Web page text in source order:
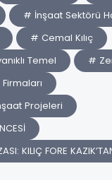
# İnşaat Sektörü
# Cemal Kılıç
Temel
#
Projeleri
KILIÇ FORE